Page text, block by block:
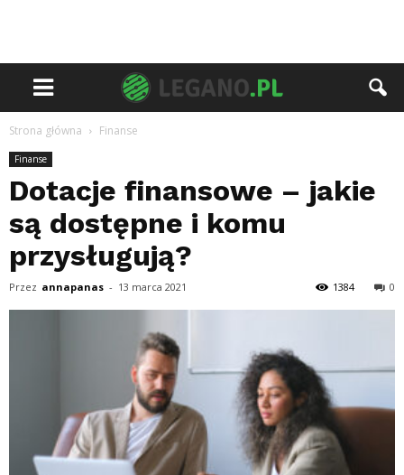
Strona główna Finanse
Finanse
Dotacje finansowe – jakie
są dostępne i komu
przysługują?
Przez annapanas - 13 marca 2021 0
1384